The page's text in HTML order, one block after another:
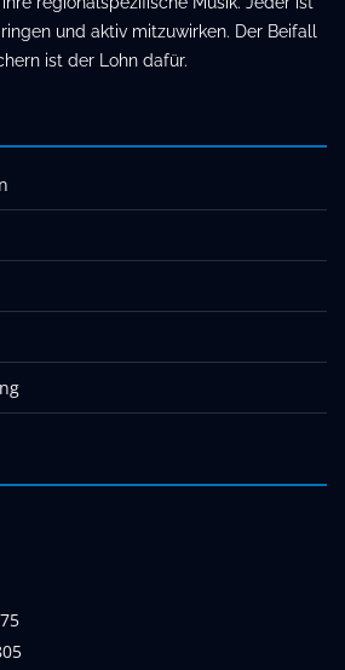
und aktiv mitzuwirken. Der Beifall
ist der Lohn dafür.